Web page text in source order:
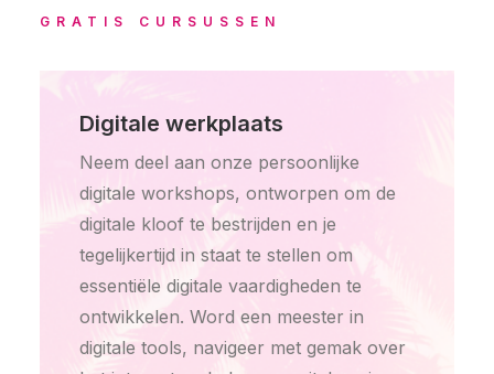
GRATIS CURSUSSEN
Digitale werkplaats
Neem deel aan onze persoonlijke
digitale workshops, ontworpen om de
digitale kloof te bestrijden en je
tegelijkertijd in staat te stellen om
essentiële digitale vaardigheden te
ontwikkelen. Word een meester in
digitale tools, navigeer met gemak over